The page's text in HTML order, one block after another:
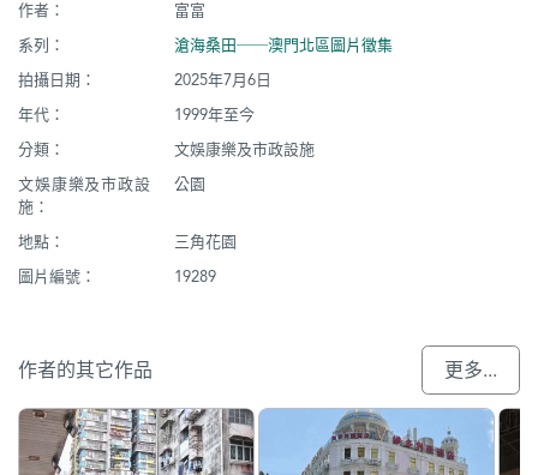
作者：
富富
系列：
滄海桑田──澳門北區圖片徵集
拍攝日期：
2025年7月6日
年代：
1999年至今
分類：
文娛康樂及市政設施
文娛康樂及市政設
施：
公園
地點：
三角花園
圖片編號：
19289
作者的其它作品 更多...